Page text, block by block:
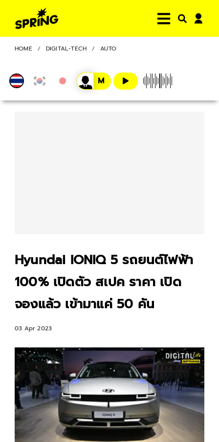
HOME DIGITAL-TECH AUTO
Hyundai IONIQ 5 รถยนต์ไฟฟ้า
100% เปิดตัว สเปค ราคา เปิด
จองแล้ว เข้ามาแค่ 50 คัน
03 Apr 2023